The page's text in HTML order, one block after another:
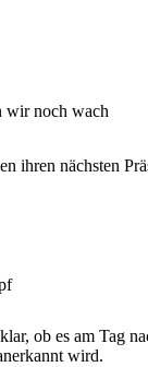
wir noch wach
ihren nächsten
ob es am Tag
wird.